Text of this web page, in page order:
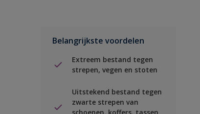
Belangrijkste voordelen
Extreem bestand tegen
strepen, vegen en stoten
Uitstekend bestand tegen
zwarte strepen van